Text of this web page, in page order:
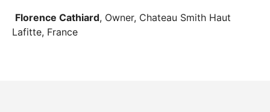
Florence Cathiard, Owner, Chateau Smith Haut
Lafitte, France